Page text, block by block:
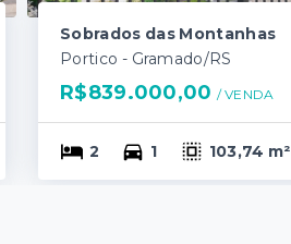
Sobrados das Montanhas
Portico - Gramado/RS
R$839.000,00 / VENDA
2 1 103,74 m²